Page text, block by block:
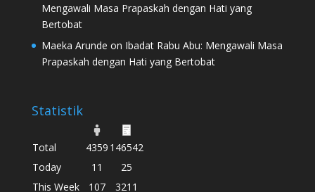
Mengawali Masa Prapaskah dengan Hati yang
Bertobat
Maeka Arunde on Ibadat Rabu Abu: Mengawali Masa
Prapaskah dengan Hati yang Bertobat
Statistik
Total 4359 146542
Today
11
25
This Week
107 3211